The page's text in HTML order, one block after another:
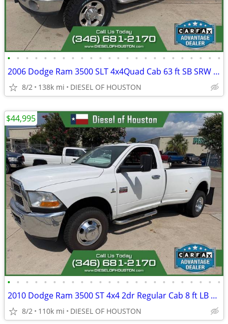
• • • • • • • • • • • • • • • • • • • • • • • •
2006 Dodge Ram 3500 SLT 4x4Quad Cab 63 ft SB SRW Pickup
8/2 138k mi DIESEL OF HOUSTON
• • • • • • • • • • • • • • • • • • • • • • • •
2010 Dodge Ram 3500 ST 4x4 2dr Regular Cab 8 ft LB DRW Pickup
8/2 110k mi DIESEL OF HOUSTON
$44,995